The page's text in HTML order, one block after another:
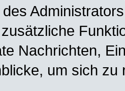
Nachrichten,
um sich